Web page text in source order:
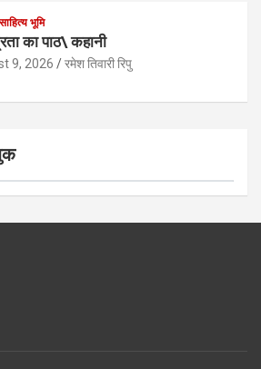
साहित्य भूमि
का पाठ\ कहानी
9, 2026 रमेश तिवारी रिपु
Click to Open Page